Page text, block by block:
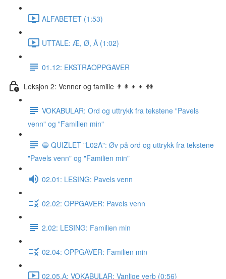
ALFABETET (1:53)
UTTALE: Æ, Ø, Å (1:02)
01.12: EKSTRAOPPGAVER
Leksjon 2: Venner og familie 👨‍👩‍👦‍👦 👫
VOKABULAR: Ord og uttrykk fra tekstene "Pavels
venn" og "Familien min"
🔵 QUIZLET "L02A": Øv på ord og uttrykk fra tekstene
"Pavels venn" og "Familien min"
02.01: LESING: Pavels venn
02.02: OPPGAVER: Pavels venn
2.02: LESING: Familien min
02.04: OPPGAVER: Familien min
02.05.A: VOKABULAR: Vanlige verb (0:56)